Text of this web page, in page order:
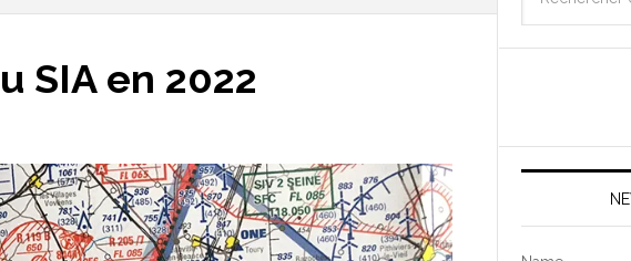
SIA en 2022